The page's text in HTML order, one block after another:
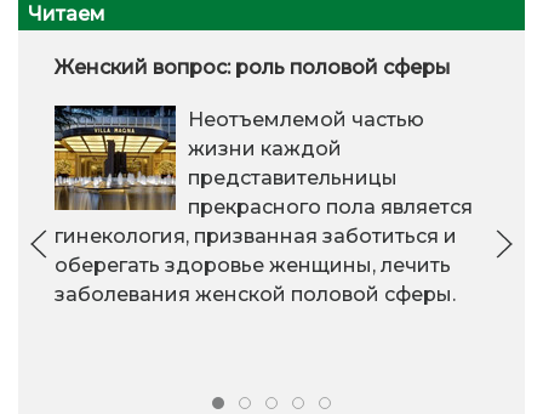
Читаем
Женский вопрос: роль половой сферы
Неотъемлемой частью
жизни каждой
представительницы
прекрасного пола является
гинекология, призванная заботиться и
оберегать здоровье женщины, лечить
заболевания женской половой сферы.